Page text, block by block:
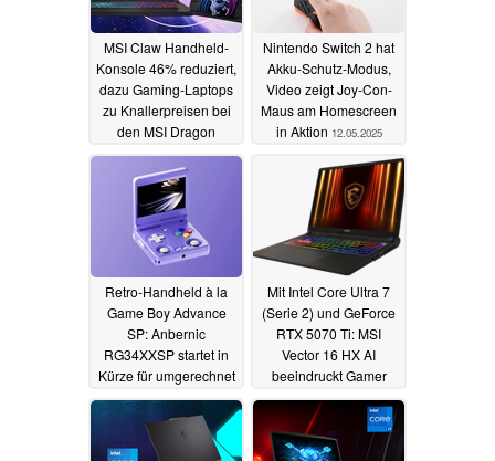
MSI Claw Handheld-
Konsole 46% reduziert,
dazu Gaming-Laptops
zu Knallerpreisen bei
den MSI Dragon
Weeks (Ad)05.06.2025
Nintendo Switch 2 hat
Akku-Schutz-Modus,
Video zeigt Joy-Con-
Maus am Homescreen
in Aktion 12.05.2025
Retro-Handheld à la
Game Boy Advance
SP: Anbernic
RG34XXSP startet in
Kürze für umgerechnet
54 Euro12.05.2025
Mit Intel Core Ultra 7
(Serie 2) und GeForce
RTX 5070 Ti: MSI
Vector 16 HX AI
beeindruckt Gamer
und Power-User (Ad)
28.04.2025